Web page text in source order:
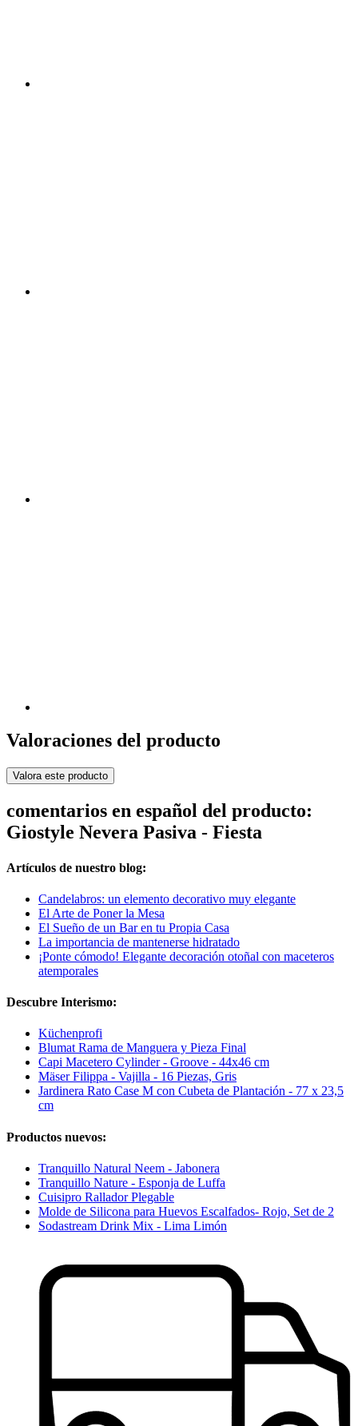
Valoraciones del producto
Valora este producto
comentarios en español del producto:
Giostyle Nevera Pasiva - Fiesta
Artículos de nuestro blog:
Candelabros: un elemento decorativo muy elegante
El Arte de Poner la Mesa
El Sueño de un Bar en tu Propia Casa
La importancia de mantenerse hidratado
¡Ponte cómodo! Elegante decoración otoñal con maceteros
atemporales
Descubre Interismo:
Küchenprofi
Blumat Rama de Manguera y Pieza Final
Capi Macetero Cylinder - Groove - 44x46 cm
Mäser Filippa - Vajilla - 16 Piezas, Gris
Jardinera Rato Case M con Cubeta de Plantación - 77 x 23,5
cm
Productos nuevos:
Tranquillo Natural Neem - Jabonera
Tranquillo Nature - Esponja de Luffa
Cuisipro Rallador Plegable
Molde de Silicona para Huevos Escalfados- Rojo, Set de 2
Sodastream Drink Mix - Lima Limón